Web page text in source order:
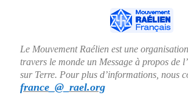
Le Mouvement Raélien est une
travers le monde un Message à propos de
sur Terre. Pour plus d’informations, nous
france_@_rael.org